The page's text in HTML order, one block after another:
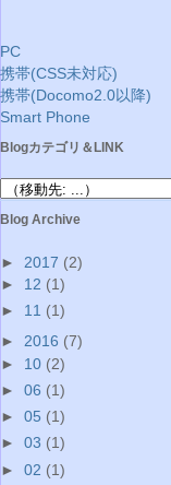
PC
携帯(CSS未対応)
携帯(Docomo2.0以降)
Smart Phone
Blogカテゴリ＆LINK
Blog Archive
► 2017 (2)
► 12 (1)
► 11 (1)
► 2016 (7)
► 10 (2)
► 06 (1)
► 05 (1)
► 03 (1)
► 02 (1)